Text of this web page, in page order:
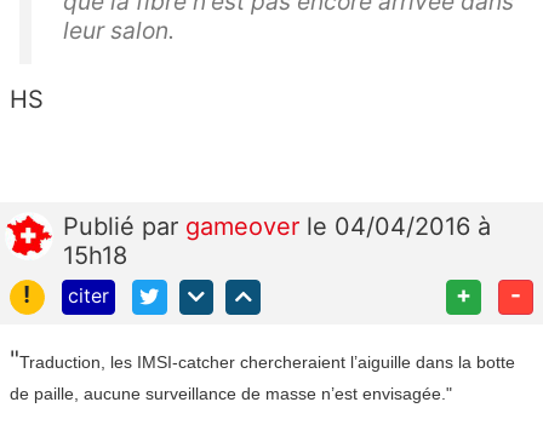
leur salon.
HS
Publié par gameover le 04/04/2016 à
15h18
!
citer + -
"Traduction, les IMSI-catcher chercheraient l’aiguille dans la botte
de paille, aucune surveillance de masse n’est envisagée."